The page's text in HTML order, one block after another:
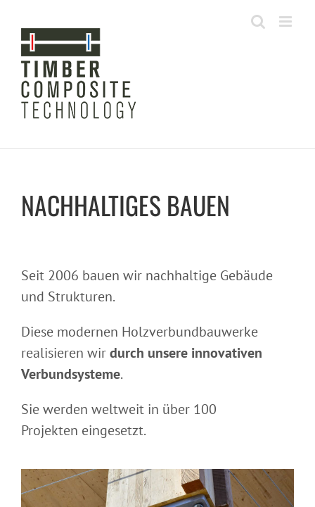
Inhalt
springen
NACHHALTIGES BAUEN
Seit 2006 bauen wir nachhaltige Gebäude
und Strukturen.
Diese modernen Holzverbundbauwerke
realisieren wirdurch unsere innovativen
Verbundsysteme.
Sie werden weltweit in über 100
Projekten eingesetzt.